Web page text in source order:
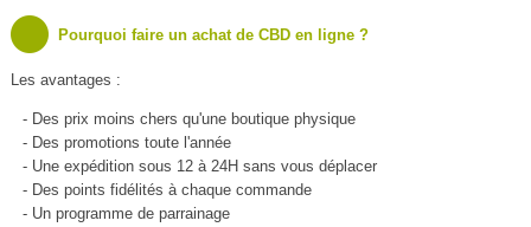
Pourquoi faire un achat de CBD en ligne ?
Les avantages :
- Des prix moins chers qu'une boutique physique
- Des promotions toute l'année
- Une expédition sous 12 à 24H sans vous déplacer
- Des points fidélités à chaque commande
- Un programme de parrainage